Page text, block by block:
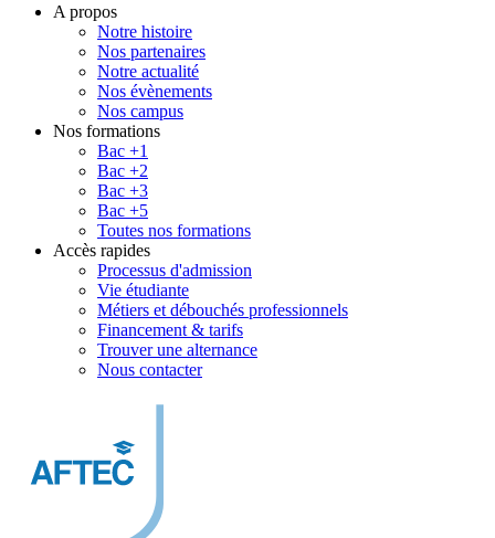
A propos
Notre histoire
Nos partenaires
Notre actualité
Nos évènements
Nos campus
Nos formations
Bac +1
Bac +2
Bac +3
Bac +5
Toutes nos formations
Accès rapides
Processus d'admission
Vie étudiante
Métiers et débouchés professionnels
Financement & tarifs
Trouver une alternance
Nous contacter